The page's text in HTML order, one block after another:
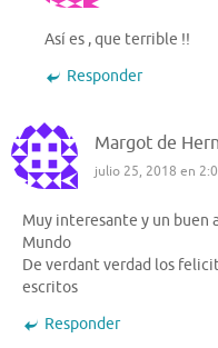
Así es , que terrible !!
Responder
Margot de
julio 25, 2018 en
Muy interesante y un buen
Mundo
De verdant verdad los
escritos
Responder